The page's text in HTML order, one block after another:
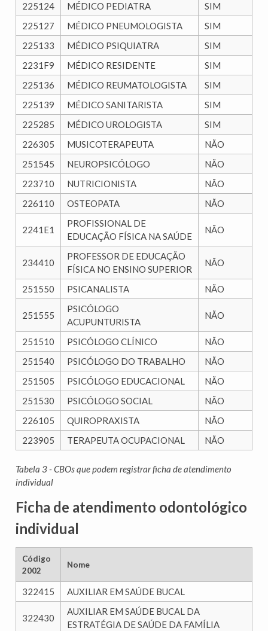
225124 MÉDICO PEDIATRA
SIM
225127
MÉDICO PNEUMOLOGISTA
SIM
225133
MÉDICO PSIQUIATRA
SIM
2231F9
MÉDICO RESIDENTE
SIM
225136
MÉDICO REUMATOLOGISTA
SIM
225139
MÉDICO SANITARISTA
SIM
225285
MÉDICO UROLOGISTA
SIM
226305
MUSICOTERAPEUTA
NÃO
251545
NEUROPSICÓLOGO
NÃO
223710
NUTRICIONISTA
NÃO
226110
OSTEOPATA NÃO
2241E1
PROFISSIONAL DE
EDUCAÇÃO FÍSICA NA SAÚDE
NÃO
234410
PROFESSOR DE EDUCAÇÃO
FÍSICA NO ENSINO SUPERIOR
NÃO
251550 PSICANALISTA NÃO
251555
PSICÓLOGO
ACUPUNTURISTA
NÃO
251510 PSICÓLOGO CLÍNICO
NÃO
251540
PSICÓLOGO DO TRABALHO
NÃO
251505
PSICÓLOGO EDUCACIONAL
NÃO
251530
PSICÓLOGO SOCIAL
NÃO
226105
QUIROPRAXISTA
NÃO
223905
TERAPEUTA OCUPACIONAL NÃO
Tabela 3 - CBOs que podem registrar ficha de atendimento
individual
Ficha de atendimento odontológico
individual
Código
2002
Nome
322415 AUXILIAR EM SAÚDE BUCAL
322430
AUXILIAR EM SAÚDE BUCAL DA
ESTRATÉGIA DE SAÚDE DA FAMÍLIA